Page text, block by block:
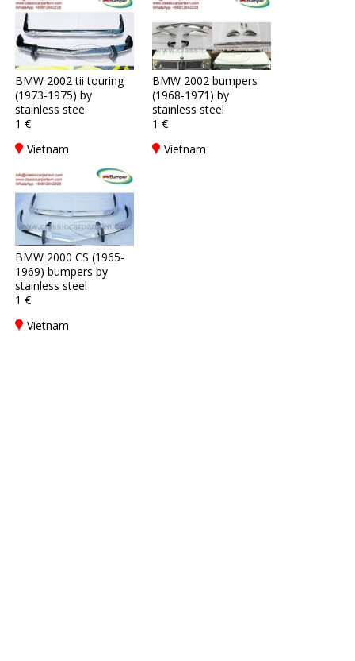
BMW 2002 tii touring
(1973-1975) by
stainless stee
1 €
Vietnam
BMW 2002 bumpers
(1968-1971) by
stainless steel
1 €
Vietnam
BMW 2000 CS (1965-
1969) bumpers by
stainless steel
1 €
Vietnam